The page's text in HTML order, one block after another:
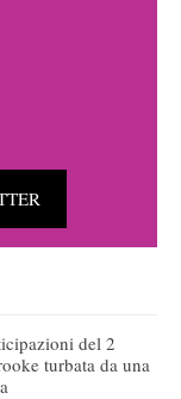
del 2
turbata da una